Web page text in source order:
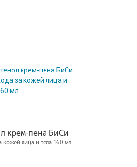
крем-пена БиСи
кожей лица и тела 160 мл